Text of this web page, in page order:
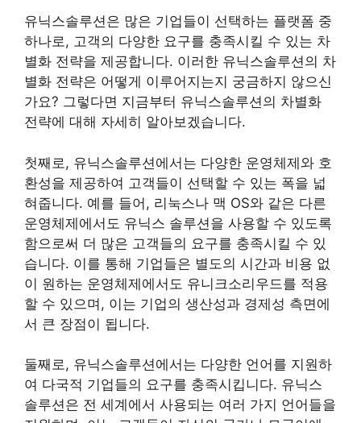
유닉스솔루션은 많은 기업들이 선택하는 플랫폼 중
하나로, 고객의 다양한 요구를 충족시킬 수 있는 차
별화 전략을 제공합니다. 이러한 유닉스솔루션의 차
별화 전략은 어떻게 이루어지는지 궁금하지 않으신
가요? 그렇다면 지금부터 유닉스솔루션의 차별화
전략에 대해 자세히 알아보겠습니다.
첫째로, 유닉스솔루션에서는 다양한 운영체제와 호
환성을 제공하여 고객들이 선택할 수 있는 폭을 넓
혀줍니다. 예를 들어, 리눅스나 맥 OS와 같은 다른
운영체제에서도 유닉스 솔루션을 사용할 수 있도록
함으로써 더 많은 고객들의 요구를 충족시킬 수 있
습니다. 이를 통해 기업들은 별도의 시간과 비용 없
이 원하는 운영체제에서도 유니크소리우드를 적용
할 수 있으며, 이는 기업의 생산성과 경제성 측면에
서 큰 장점이 됩니다.
둘째로, 유닉스솔루션에서는 다양한 언어를 지원하
여 다국적 기업들의 요구를 충족시킵니다. 유닉스
솔루션은 전 세계에서 사용되는 여러 가지 언어들을